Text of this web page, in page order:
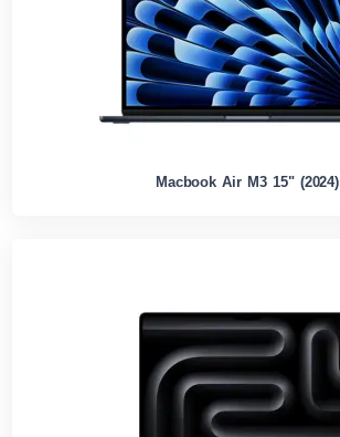
Macbook Air M3 15" (2024)